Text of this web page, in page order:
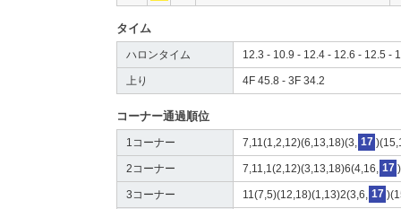
タイム
ハロンタイム 12.3 - 10.9 - 12.4 - 12.6 - 12.5 -
上り 4F 45.8 - 3F 34.2
コーナー通過順位
1コーナー 7,11(1,2,12)(6,13,18)(3, 17
2コーナー 7,11,1(2,12)(3,13,18)6(4,16, 17
3コーナー 11(7,5)(12,18)(1,13)2(3,6, 17